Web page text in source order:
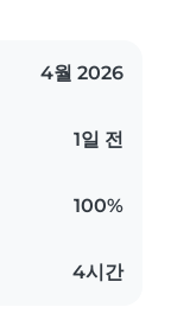
4월 2026
1일 전
100%
4시간